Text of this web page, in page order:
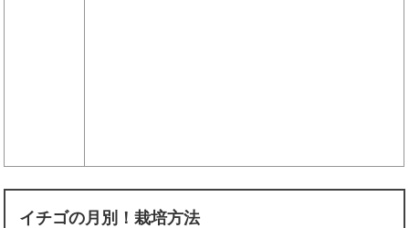
イチゴの月別！栽培方法